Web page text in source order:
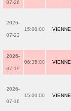
07-26
2026-
07-23
15:00:00 VIENNE
2026-
07-19
06:35:00 VIENNE
2026-
07-16
15:00:00 VIENNE